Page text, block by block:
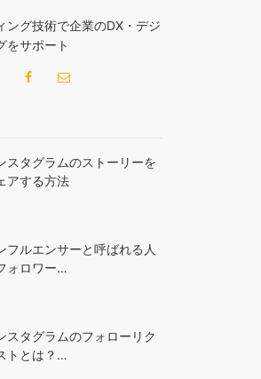
ング技術で企業のDX・デジ
をサポート
スタグラムのストーリーを
アする方法
フルエンサーと呼ばれる人
ォロワー…
スタグラムのフォローリク
トとは？…